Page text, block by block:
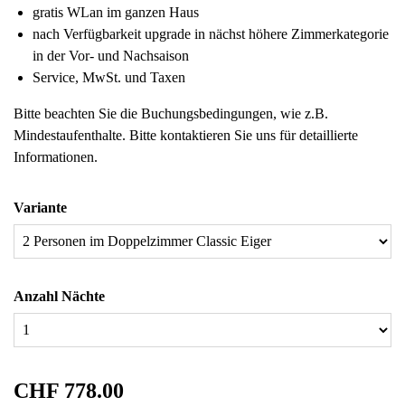
gratis WLan im ganzen Haus
nach Verfügbarkeit upgrade in nächst höhere Zimmerkategorie
in der Vor- und Nachsaison
Service, MwSt. und Taxen
Bitte beachten Sie die Buchungsbedingungen, wie z.B.
Mindestaufenthalte. Bitte kontaktieren Sie uns für detaillierte
Informationen.
Variante
Anzahl Nächte
CHF 778.00